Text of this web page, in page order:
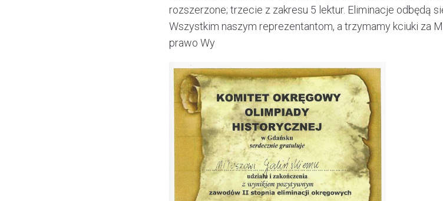
rozszerzone; trzecie z zakresu 5 lektur. Eliminacje odbędą
Wszystkim naszym reprezentantom, a trzymamy kciuki za
prawo Wy